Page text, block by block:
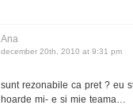
Ana
december 20th, 2010 at 9:31 pm
sunt rezonabile ca pret ? eu
hoarde mi- e si mie teama…